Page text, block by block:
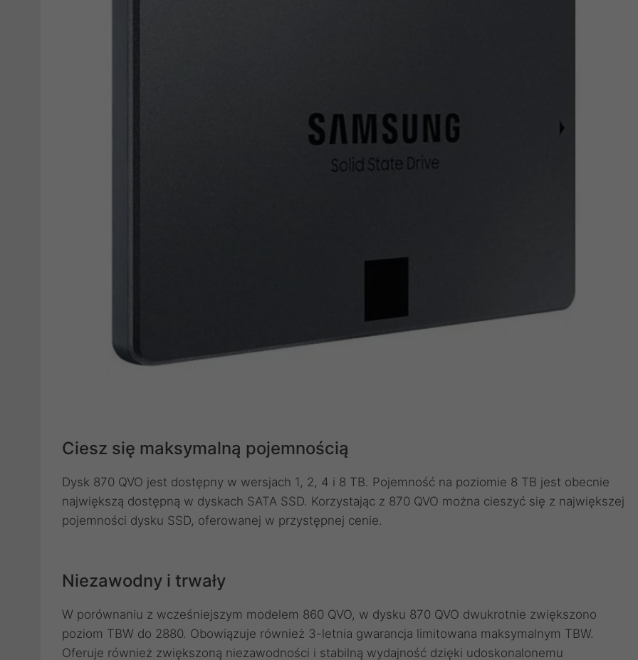
Ciesz się maksymalną pojemnością
Dysk 870 QVO jest dostępny w wersjach 1, 2, 4 i 8 TB. Pojemność na poziomie 8 TB jest obecnie
największą dostępną w dyskach SATA SSD. Korzystając z 870 QVO można cieszyć się z największej
pojemności dysku SSD, oferowanej w przystępnej cenie.
Niezawodny i trwały
W porównaniu z wcześniejszym modelem 860 QVO, w dysku 870 QVO dwukrotnie zwiększono
poziom TBW do 2880. Obowiązuje również 3-letnia gwarancja limitowana maksymalnym TBW.
Oferuje również zwiększoną niezawodności i stabilną wydajność dzięki udoskonalonemu